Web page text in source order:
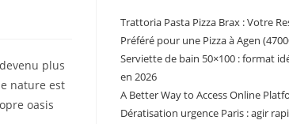
plus
nature est
oasis
Trattoria Pasta Pizza Brax : Votre
Préféré pour une Pizza à Agen
Serviette de bain 50×100 : format
en 2026
A Better Way to Access Online
Dératisation urgence Paris : agir